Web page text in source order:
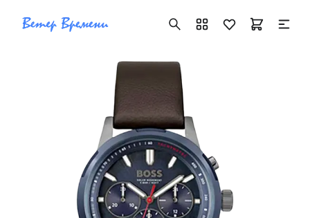
+7 ( 705 ) 181-42-50
info@vetervremeni.kz
Авторизация